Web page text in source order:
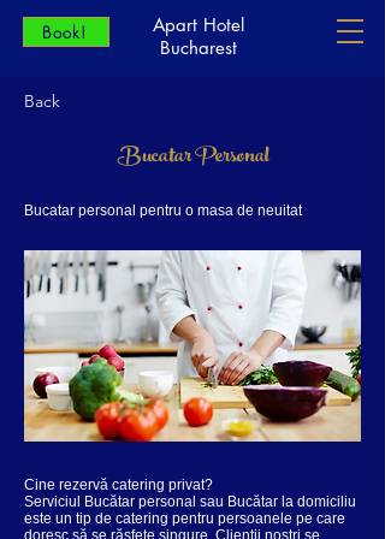
Apart Hotel
Bucharest
Book!
Back
Bucatar Personal
Bucatar personal pentru o masa de neuitat
Cine rezervă catering privat?
Serviciul Bucătar personal sau Bucătar la domiciliu
este un tip de catering pentru persoanele pe care
doresc să se răsfețe singure. Clientii nostri se